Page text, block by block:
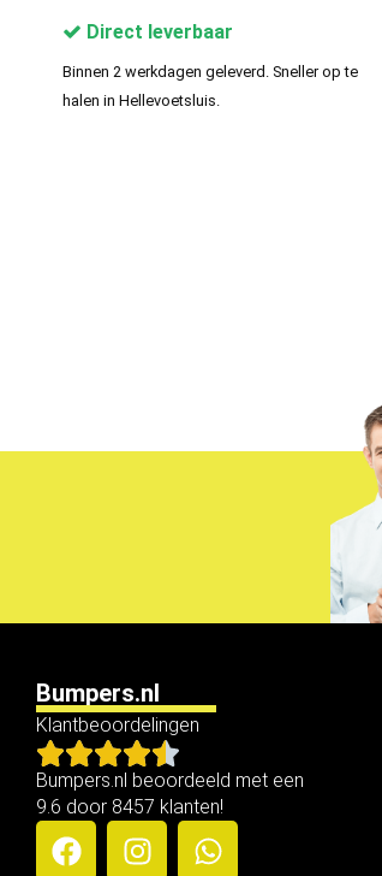
Direct leverbaar
Binnen 2 werkdagen geleverd. Sneller op te
halen in Hellevoetsluis.
Bumpers.nl
Klantbeoordelingen
Bumpers.nl beoordeeld met een
9.6 door 8457 klanten!